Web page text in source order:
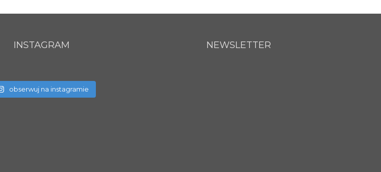
INSTAGRAM
obserwuj na instagramie
NEWSLETTER